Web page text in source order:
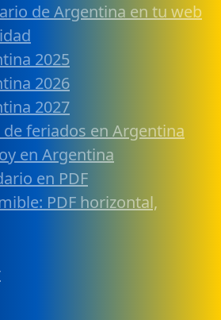
de Argentina en tu web
2025
2026
2027
feriados en Argentina
en Argentina
en PDF
PDF horizontal,